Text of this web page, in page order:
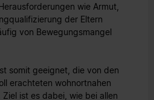
wie Armut,
der Eltern
von Bewegungsmangel
somit geeignet, die von den
erachteten wohnortnahen
ist es dabei, wie bei allen